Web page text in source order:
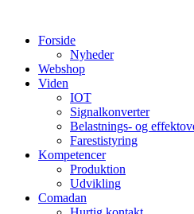
indholdForside
Nyheder
Webshop
Viden
IOT
Signalkonverter
Belastnings- og
Farestistyring
Kompetencer
Produktion
Udvikling
Comadan